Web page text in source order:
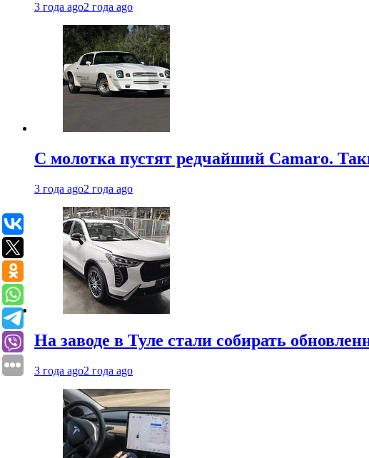
3 года ago2 года ago
С молотка пустят редчайший Camaro.
3 года ago2 года ago
На заводе в Туле стали собирать
3 года ago2 года ago